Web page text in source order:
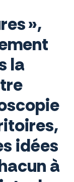
»,
la
idées
à